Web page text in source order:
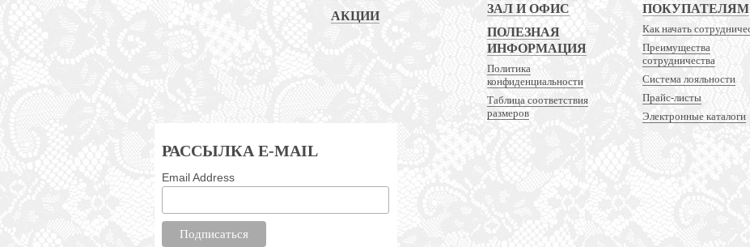
АКЦИИ
ЗАЛ И ОФИС
ПОЛЕЗНАЯ
ИНФОРМАЦИЯ
Политика
конфиденциальности
Таблица соответствия
размеров
ПОКУПАТЕЛЯМ
Как начать
Преимущества
сотрудничества
Система лояльности
Прайс-листы
Электронные каталоги
РАССЫЛКА E-MAIL
Email Address